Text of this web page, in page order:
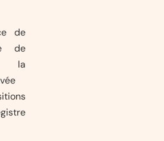
de
de
la